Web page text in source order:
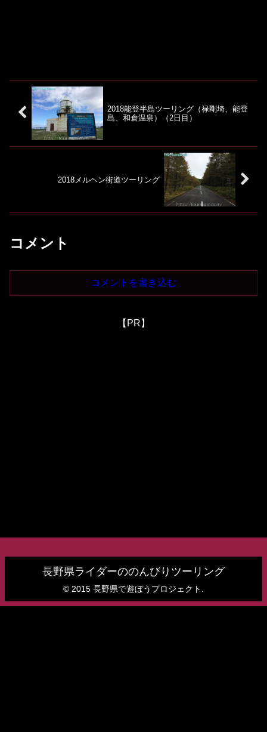
2018能登半島ツーリング（禄剛埼、能登
島、和倉温泉）（2日目）
2018メルヘン街道ツーリング
コメント
コメントを書き込む
【PR】
長野県ライダーののんびりツーリング
© 2015 長野県で遊ぼうプロジェクト.